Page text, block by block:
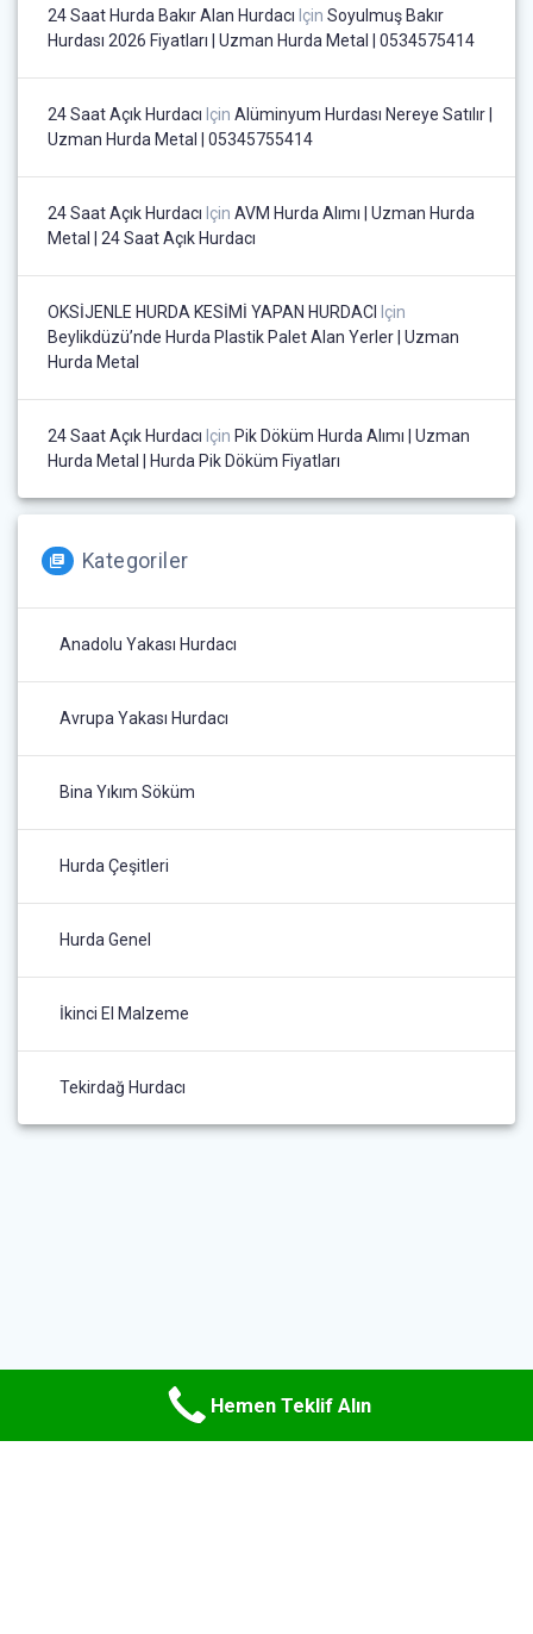
24 Saat Hurda Bakır Alan Hurdacı Için Soyulmuş Bakır
Hurdası 2026 Fiyatları | Uzman Hurda Metal | 0534575414
24 Saat Açık Hurdacı Için Alüminyum Hurdası Nereye Satılır |
Uzman Hurda Metal | 05345755414
24 Saat Açık Hurdacı Için AVM Hurda Alımı | Uzman Hurda
Metal | 24 Saat Açık Hurdacı
OKSİJENLE HURDA KESİMİ YAPAN HURDACI
Için
Beylikdüzü’nde Hurda Plastik Palet Alan Yerler | Uzman
Hurda Metal
24 Saat Açık Hurdacı Için Pik Döküm Hurda Alımı | Uzman
Hurda Metal | Hurda Pik Döküm Fiyatları
Kategoriler
Anadolu Yakası Hurdacı
Avrupa Yakası Hurdacı
Bina Yıkım Söküm
Hurda Çeşitleri
Hurda Genel
İkinci El Malzeme
Tekirdağ Hurdacı
Hemen Teklif Alın